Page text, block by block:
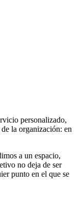
personalizado,
la organización: en
a un espacio,
no deja de ser
punto en el que se